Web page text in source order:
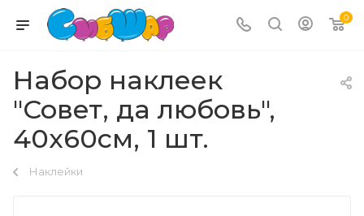
0
Набор наклеек
"Совет, да любовь",
40х60см, 1 шт.
Наклейки